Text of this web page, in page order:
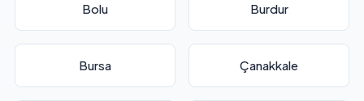
Bolu Burdur
Bursa Çanakkale